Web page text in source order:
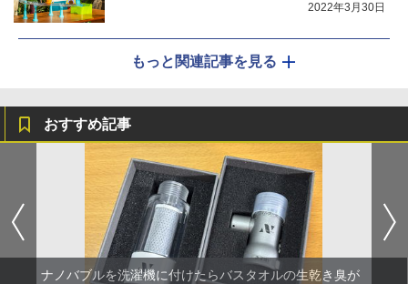
2022年3月30日
もっと関連記事を見る
おすすめ記事
ナノバブルを洗濯機に付けたらバスタオルの生乾き臭が